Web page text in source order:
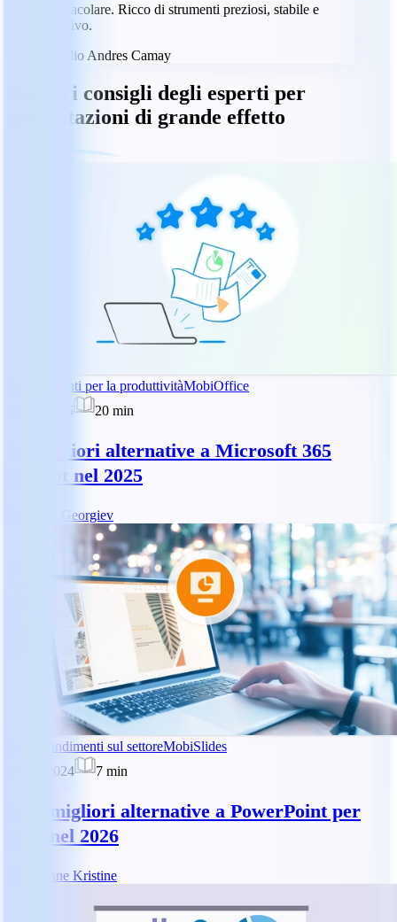
Spettacolare. Ricco di strumenti preziosi, stabile e
intuitivo.
Julio Andres Camay
Scopri i consigli degli esperti per
presentazioni di grande effetto
Suggerimenti per la produttivitàMobiOffice
11 apr 2025
20 min
Le migliori alternative a Microsoft 365
Copilot nel 2025
Asen Georgiev
Approfondimenti sul settoreMobiSlides
17 giu 2024
7 min
Le 6 migliori alternative a PowerPoint per
Mac nel 2026
Dianne Kristine